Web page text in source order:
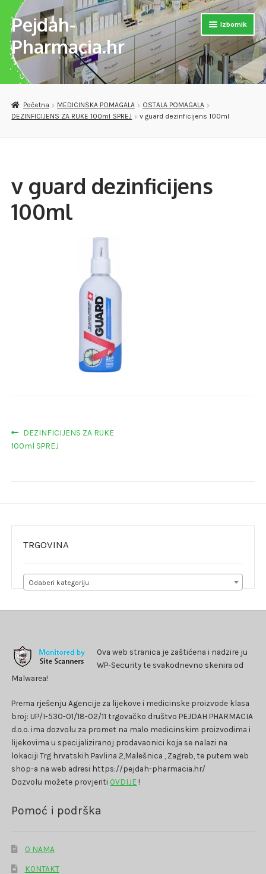
Preskoči
na
navigaciju
Skoči
do
sadržaja
Pejdah-
Pharmacia.hr
Izbornik
Naslovnica
Otvori
DJEČJE PAPUČE
VERSET PARFEMI
PREPARATI ZA SAMOLIJEČENJE I PODIZANJE IMUNITETA
Početna MEDICINSKA POMAGALA
OSTALA POMAGALA
DEZINFICIJENS ZA RUKE 100ml SPREJ
v guard dezinficijens 100ml
v guard dezinficijens
100ml
Navigacija
objava
Prethodna
objava:
DEZINFICIJENS ZA RUKE
100ml SPREJ
TRGOVINA
Odaberi kategoriju
Ova web stranica je zaštićena i nadzire ju
WP-Security te svakodnevno skenira od
Malwarea!
Prema rješenju Agencije za lijekove i medicinske proizvode klasa
broj: UP/I-530-01/18-02/11 trgovačko društvo PEJDAH PHARMACIA
d.o.o. ima dozvolu za promet na malo medicinskim proizvodima i
lijekovima u specijaliziranoj prodavaonici koja se nalazi na
lokaciji Trg hrvatskih Pavlina 2,Malešnica , Zagreb, te putem web
shop-a na web adresi https://pejdah-pharmacia.hr/
Dozvolu možete provjeriti OVDIJE !
Pomoć i podrška
O NAMA
KONTAKT